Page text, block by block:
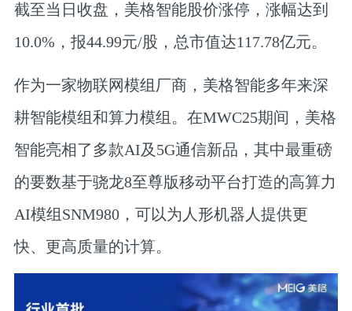
截至当日收盘，美格智能股价涨停，涨幅达到
10.0%，报44.99元/股，总市值达117.78亿元。
作为一家物联网模组厂商，美格智能多年来深
耕智能模组和算力模组。在MWC25期间，美格
智能亮相了多款AI及5G通信新品，其中最重磅
的要数基于骁龙8至尊版移动平台打造的高算力
AI模组SNM980，可以为人形机器人提供更
快、更高质量的计算。